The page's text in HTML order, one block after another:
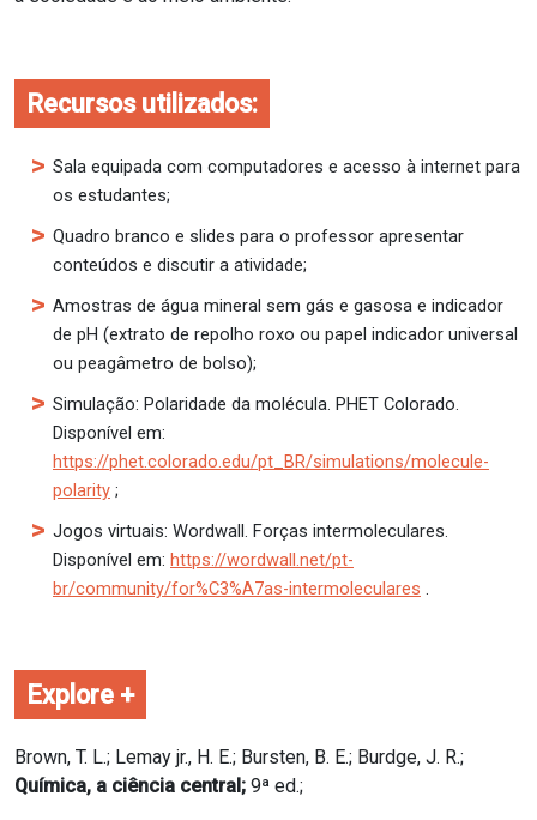
Recursos utilizados:
Sala equipada com computadores e acesso à internet para
os estudantes;
Quadro branco e slides para o professor apresentar
conteúdos e discutir a atividade;
Amostras de água mineral sem gás e gasosa e indicador
de pH (extrato de repolho roxo ou papel indicador universal
ou peagâmetro de bolso);
Simulação: Polaridade da molécula. PHET Colorado.
Disponível em:
https://phet.colorado.edu/pt_BR/simulations/molecule-
polarity ;
Jogos virtuais: Wordwall. Forças intermoleculares.
Disponível em: https://wordwall.net/pt-
br/community/for%C3%A7as-intermoleculares .
Explore +
Brown, T. L.; Lemay jr., H. E.; Bursten, B. E.; Burdge, J. R.;
Química, a ciência central; 9ª ed.;